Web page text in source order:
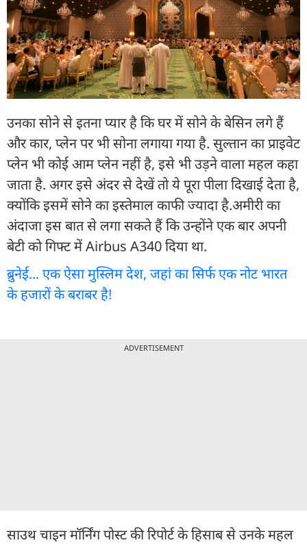
उनका सोने से इतना प्यार है कि घर में सोने के बेसिन लगे हैं
और कार, प्लेन पर भी सोना लगाया गया है. सुल्तान का प्राइवेट
प्लेन भी कोई आम प्लेन नहीं है, इसे भी उड़ने वाला महल कहा
जाता है. अगर इसे अंदर से देखें तो ये पूरा पीला दिखाई देता है,
क्योंकि इसमें सोने का इस्तेमाल काफी ज्यादा है.अमीरी का
अंदाजा इस बात से लगा सकते हैं कि उन्होंने एक बार अपनी
बेटी को गिफ्ट में Airbus A340 दिया था.
ब्रुनेई... एक ऐसा मुस्लिम देश, जहां का सिर्फ एक नोट भारत
के हजारों के बराबर है!
ADVERTISEMENT
साउथ चाइन मॉर्निंग पोस्ट की रिपोर्ट के हिसाब से उनके महल